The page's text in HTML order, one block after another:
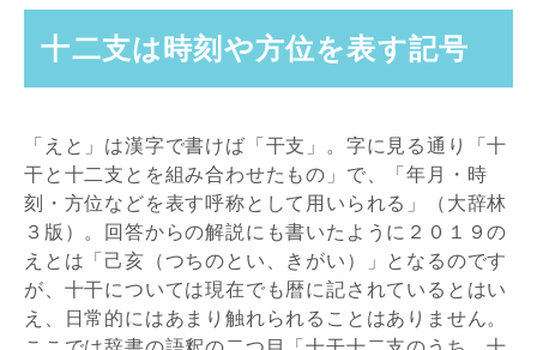
十二支は時刻や方位を表す記号
「えと」は漢字で書けば「干支」。字に見る通り「十
干と十二支とを組み合わせたもの」で、「年月・時
刻・方位などを表す呼称として用いられる」（大辞林
３版）。回答からの解説にも書いたように２０１９の
えとは「己亥（つちのとい、きがい）」となるのです
が、十干については現在でも暦に記されているとはい
え、日常的にはあまり触れられることはありません。